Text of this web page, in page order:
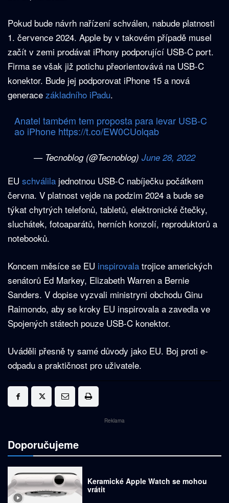
Pokud bude návrh nařízení schválen, nabude platnosti
1. července 2024. Apple by v takovém případě musel
začít v zemi prodávat iPhony podporující USB-C port.
Firma se však již potichu přeorientovává na USB-C
konektor. Bude jej podporovat iPhone 15 a nová
generace základního iPadu.
Anatel também tem proposta para levar USB-C
ao iPhone https://t.co/EW0CUolqab
— Tecnoblog (@Tecnoblog) June 28, 2022
EU schválila jednotnou USB-C nabíječku počátkem
června. V platnost vejde na podzim 2024 a bude se
týkat chytrých telefonů, tabletů, elektronické čtečky,
sluchátek, fotoaparátů, herních konzolí, reproduktorů a
notebooků.
Koncem měsíce se EU inspirovala trojice amerických
senátorů Ed Markey, Elizabeth Warren a Bernie
Sanders. V dopise vyzvali ministryni obchodu Ginu
Raimondo, aby se kroky EU inspirovala a zavedla ve
Spojených státech pouze USB-C konektor.
Uváděli přesně ty samé důvody jako EU. Boj proti e-
odpadu a praktičnost pro uživatele.
Reklama
Doporučujeme
Keramické Apple Watch se mohou
vrátit